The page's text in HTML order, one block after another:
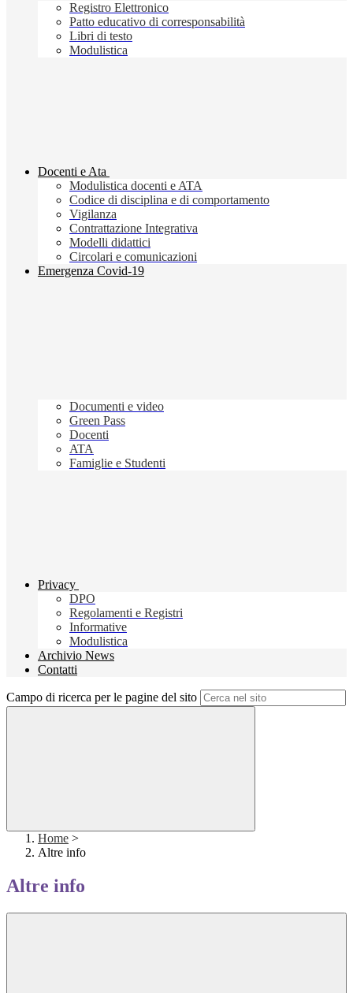
Registro Elettronico
Patto educativo di corresponsabilità
Libri di testo
Modulistica
Docenti e Ata
Modulistica docenti e ATA
Codice di disciplina e di comportamento
Vigilanza
Contrattazione Integrativa
Modelli didattici
Circolari e comunicazioni
Emergenza Covid-19
Documenti e video
Green Pass
Docenti
ATA
Famiglie e Studenti
Privacy
DPO
Regolamenti e Registri
Informative
Modulistica
Archivio News
Contatti
Campo di ricerca per le pagine del sito
Home >
Altre info
Altre info